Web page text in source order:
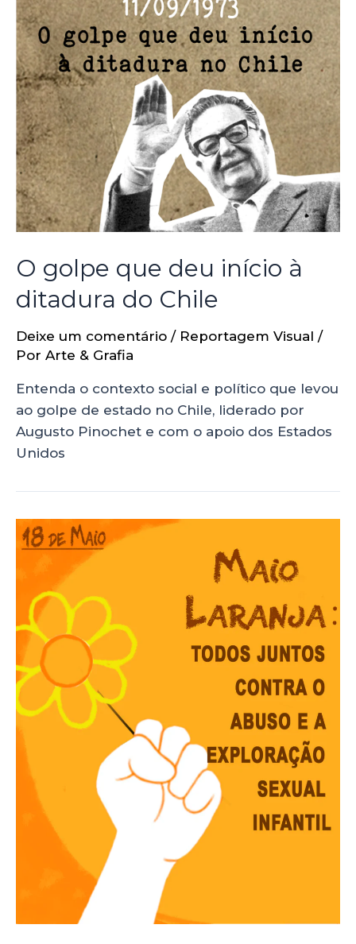
O golpe que deu início à
ditadura do Chile
Deixe um comentário / Reportagem Visual /
Por Arte & Grafia
Entenda o contexto social e político que levou
ao golpe de estado no Chile, liderado por
Augusto Pinochet e com o apoio dos Estados
Unidos